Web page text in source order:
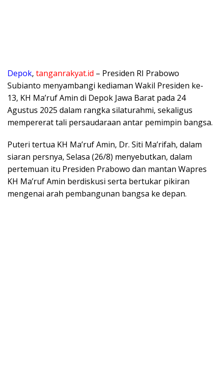
Depok, tanganrakyat.id – Presiden RI Prabowo
Subianto menyambangi kediaman Wakil Presiden ke-
13, KH Ma’ruf Amin di Depok Jawa Barat pada 24
Agustus 2025 dalam rangka silaturahmi, sekaligus
mempererat tali persaudaraan antar pemimpin bangsa.
Puteri tertua KH Ma’ruf Amin, Dr. Siti Ma’rifah, dalam
siaran persnya, Selasa (26/8) menyebutkan, dalam
pertemuan itu Presiden Prabowo dan mantan Wapres
KH Ma’ruf Amin berdiskusi serta bertukar pikiran
mengenai arah pembangunan bangsa ke depan.